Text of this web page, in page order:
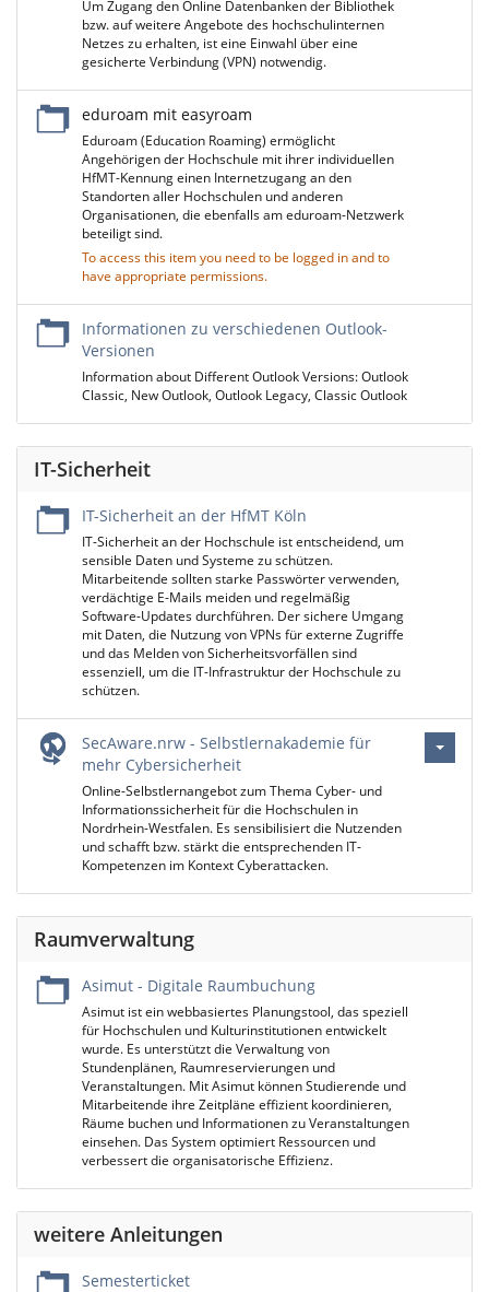
Um Zugang den Online Datenbanken der Bibliothek
bzw. auf weitere Angebote des hochschulinternen
Netzes zu erhalten, ist eine Einwahl über eine
gesicherte Verbindung (VPN) notwendig.
eduroam mit easyroam
Eduroam (Education Roaming) ermöglicht
Angehörigen der Hochschule mit ihrer individuellen
HfMT-Kennung einen Internetzugang an den
Standorten aller Hochschulen und anderen
Organisationen, die ebenfalls am eduroam-Netzwerk
beteiligt sind.
To access this item you need to be logged in and to
have appropriate permissions.
Informationen zu verschiedenen Outlook-
Versionen
Information about Different Outlook Versions: Outlook
Classic, New Outlook, Outlook Legacy, Classic Outlook
IT-Sicherheit
IT-Sicherheit an der HfMT Köln
IT-Sicherheit an der Hochschule ist entscheidend, um
sensible Daten und Systeme zu schützen.
Mitarbeitende sollten starke Passwörter verwenden,
verdächtige E-Mails meiden und regelmäßig
Software-Updates durchführen. Der sichere Umgang
mit Daten, die Nutzung von VPNs für externe Zugriffe
und das Melden von Sicherheitsvorfällen sind
essenziell, um die IT-Infrastruktur der Hochschule zu
schützen.
SecAware.nrw - Selbstlernakademie für
mehr Cybersicherheit
Online-Selbstlernangebot zum Thema Cyber- und
Informationssicherheit für die Hochschulen in
Nordrhein-Westfalen. Es sensibilisiert die Nutzenden
und schafft bzw. stärkt die entsprechenden IT-
Kompetenzen im Kontext Cyberattacken.
Raumverwaltung
Asimut - Digitale Raumbuchung
Asimut ist ein webbasiertes Planungstool, das speziell
für Hochschulen und Kulturinstitutionen entwickelt
wurde. Es unterstützt die Verwaltung von
Stundenplänen, Raumreservierungen und
Veranstaltungen. Mit Asimut können Studierende und
Mitarbeitende ihre Zeitpläne effizient koordinieren,
Räume buchen und Informationen zu Veranstaltungen
einsehen. Das System optimiert Ressourcen und
verbessert die organisatorische Effizienz.
weitere Anleitungen
Semesterticket